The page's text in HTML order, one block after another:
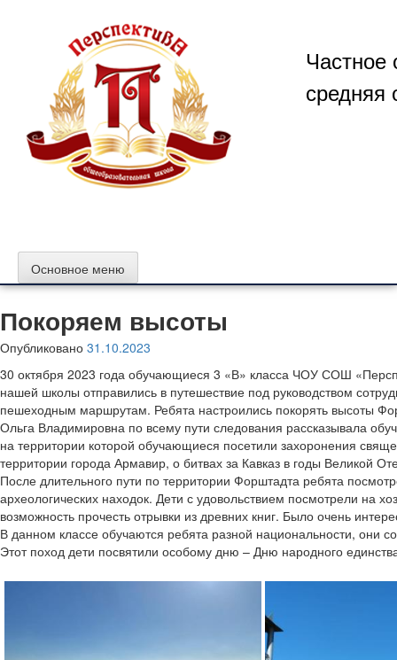
содержимому
Частное
средняя
Основное меню
Покоряем высоты
Опубликовано 31.10.2023
30 октября 2023 года обучающиеся 3 «В» класса ЧОУ СОШ
нашей школы отправились в путешествие под руководством
пешеходным маршрутам. Ребята настроились покорять высоты
Ольга Владимировна по всему пути следования рассказывала
на территории которой обучающиеся посетили захоронения
территории города Армавир, о битвах за Кавказ в годы Великой
После длительного пути по территории Форштадта ребята
археологических находок. Дети с удовольствием посмотрели на
возможность прочесть отрывки из древних книг. Было очень
В данном классе обучаются ребята разной национальности, они
Этот поход дети посвятили особому дню – Дню народного